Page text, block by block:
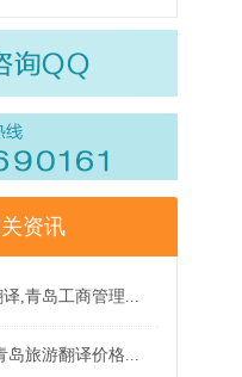
资讯
,青岛工商管理...
岛旅游翻译价格...